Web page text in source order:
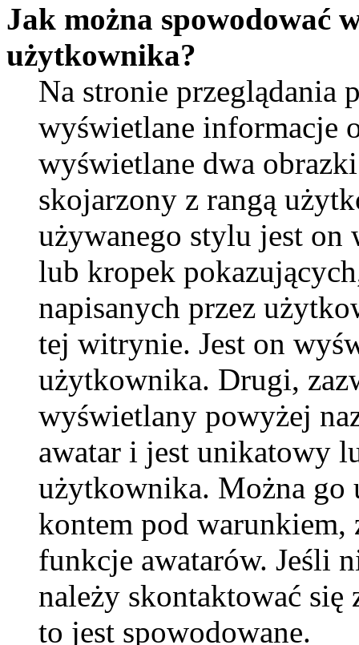
Jak można spowodować
użytkownika?
Na stronie przeglądania
wyświetlane informacje
wyświetlane dwa
skojarzony z rangą
używanego stylu jest
lub kropek
napisanych przez
tej witrynie. Jest on
użytkownika. Drugi,
wyświetlany powyżej
awatar i jest unikatowy
użytkownika. Można go
kontem pod warunkiem,
funkcje awatarów. Jeśli
należy skontaktować
to jest spowodowane.